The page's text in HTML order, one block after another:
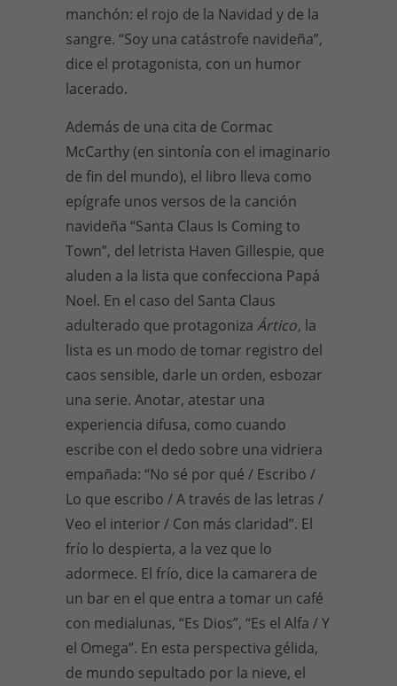
manchón: el rojo de la Navidad y de la
sangre. “Soy una catástrofe navideña”,
dice el protagonista, con un humor
lacerado.
Además de una cita de Cormac
McCarthy (en sintonía con el imaginario
de fin del mundo), el libro lleva como
epígrafe unos versos de la canción
navideña “Santa Claus Is Coming to
Town”, del letrista Haven Gillespie, que
aluden a la lista que confecciona Papá
Noel. En el caso del Santa Claus
adulterado que protagoniza Ártico, la
lista es un modo de tomar registro del
caos sensible, darle un orden, esbozar
una serie. Anotar, atestar una
experiencia difusa, como cuando
escribe con el dedo sobre una vidriera
empañada: “No sé por qué / Escribo /
Lo que escribo / A través de las letras /
Veo el interior / Con más claridad”. El
frío lo despierta, a la vez que lo
adormece. El frío, dice la camarera de
un bar en el que entra a tomar un café
con medialunas, “Es Dios”, “Es el Alfa / Y
el Omega”. En esta perspectiva gélida,
de mundo sepultado por la nieve, el